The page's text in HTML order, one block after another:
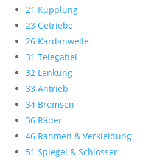
21 Kupplung
23 Getriebe
26 Kardanwelle
31 Telegabel
32 Lenkung
33 Antrieb
34 Bremsen
36 Räder
46 Rahmen & Verkleidung
51 Spiegel & Schlösser